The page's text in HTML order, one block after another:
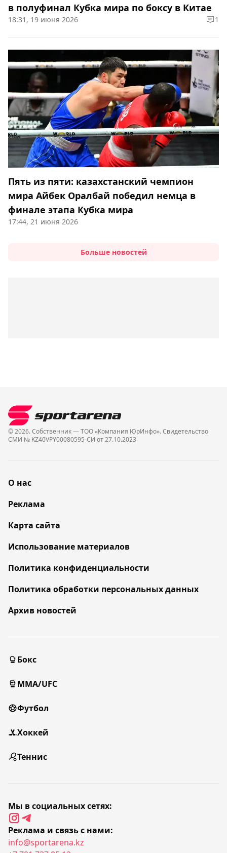
в полуфинал Кубка мира по боксу в Китае
18:31, 19 июня 2026 1
Пять из пяти: казахстанский чемпион
мира Айбек Оралбай победил немца в
финале этапа Кубка мира
17:44, 21 июня 2026
Больше новостей
© 2026. Собственник — ТОО «Компания ЮрИнфо». Cвидетельство
СМИ № KZ40VPY00080595-СИ от 27.10.2023
О нас
Реклама
Карта сайта
Использование материалов
Политика конфиденциальности
Политика обработки персональных данных
Архив новостей
Бокс
MMA/UFC
Футбол
Хоккей
Теннис
Мы в социальных сетях:
Реклама и связь с нами:
info@sportarena.kz